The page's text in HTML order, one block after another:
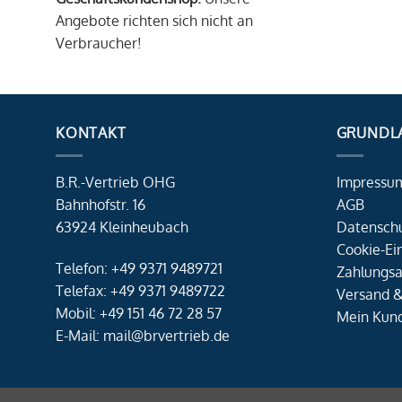
Angebote richten sich nicht an
Verbraucher!
KONTAKT
B.R.-Vertrieb OHG
Bahnhofstr. 16
63924 Kleinheubach
Telefon: +49 9371 9489721
Telefax: +49 9371 9489722
Mobil: +49 151 46 72 28 57
E-Mail: mail@brvertrieb.de
AGB
Cookie-
Versand
Mein